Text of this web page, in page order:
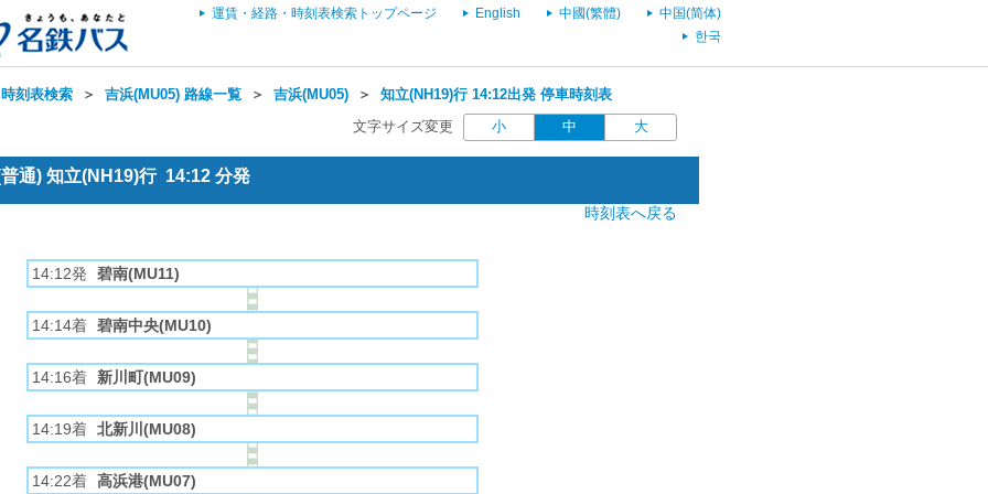
運賃・経路・時刻表検索トップページ English 中國(繁體)
中国(简体)
한국
刻表検索 ＞ 吉浜(MU05) 路線一覧 ＞ 吉浜(MU05) ＞ 知立(NH19)行 14:12出発 停車時刻表
文字サイズ変更 小 中 大
通) 知立(NH19)行 14:12 分発
時刻表へ戻る
14:12発 碧南(MU11)
14:14着 碧南中央(MU10)
14:16着 新川町(MU09)
14:19着 北新川(MU08)
14:22着 高浜港(MU07)